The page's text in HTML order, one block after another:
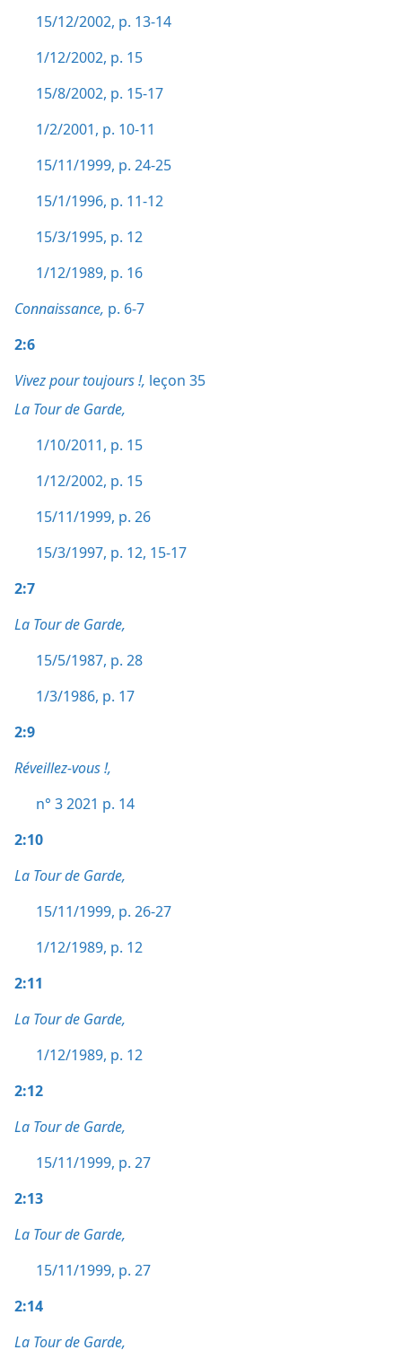
15/12/2002, p. 13-14
1/12/2002, p. 15
15/8/2002, p. 15-17
1/2/2001, p. 10-11
15/11/1999, p. 24-25
15/1/1996, p. 11-12
15/3/1995, p. 12
1/12/1989, p. 16
Connaissance, p. 6-7
2:6
Vivez pour toujours !, leçon 35
La Tour de Garde,
1/10/2011, p. 15
1/12/2002, p. 15
15/11/1999, p. 26
15/3/1997, p. 12, 15-17
2:7
La Tour de Garde,
15/5/1987, p. 28
1/3/1986, p. 17
2:9
Réveillez-vous !,
n° 3 2021 p. 14
2:10
La Tour de Garde,
15/11/1999, p. 26-27
1/12/1989, p. 12
2:11
La Tour de Garde,
1/12/1989, p. 12
2:12
La Tour de Garde,
15/11/1999, p. 27
2:13
La Tour de Garde,
15/11/1999, p. 27
2:14
La Tour de Garde,